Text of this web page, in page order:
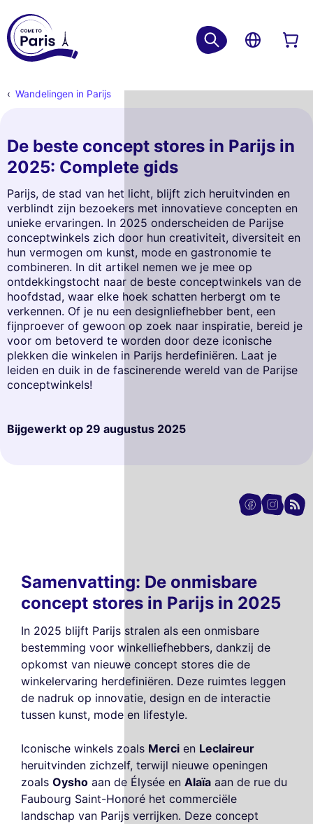
Wandelingen in Parijs
De beste concept stores in Parijs in
2025: Complete gids
Parijs, de stad van het licht, blijft zich heruitvinden en
verblindt zijn bezoekers met innovatieve concepten en
unieke ervaringen. In 2025 onderscheiden de Parijse
conceptwinkels zich door hun creativiteit, diversiteit en
hun vermogen om kunst, mode en gastronomie te
combineren. In dit artikel nemen we je mee op
ontdekkingstocht naar de beste conceptwinkels van de
hoofdstad, waar elke hoek schatten herbergt om te
verkennen. Of je nu een designliefhebber bent, een
fijnproever of gewoon op zoek naar inspiratie, bereid je
voor om betoverd te worden door deze iconische
plekken die winkelen in Parijs herdefiniëren. Laat je
leiden en duik in de fascinerende wereld van de Parijse
conceptwinkels!
Bijgewerkt op 29 augustus 2025
Samenvatting: De onmisbare
concept stores in Parijs in 2025
In 2025 blijft Parijs stralen als een onmisbare
bestemming voor winkelliefhebbers, dankzij de
opkomst van nieuwe concept stores die de
winkelervaring herdefiniëren. Deze ruimtes leggen
de nadruk op innovatie, design en de interactie
tussen kunst, mode en lifestyle.
Iconische winkels zoals Merci en Leclaireur
heruitvinden zichzelf, terwijl nieuwe openingen
zoals Oysho aan de Élysée en Alaïa aan de rue du
Faubourg Saint-Honoré het commerciële
landschap van Parijs verrijken. Deze concept